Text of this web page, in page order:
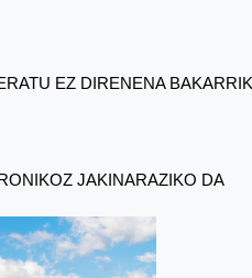
EZ DIRENENA
JAKINARAZIKO DA